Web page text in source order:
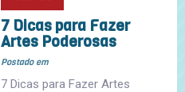
7 Dicas para Fazer
Artes Poderosas
Postado em
7 Dicas para Fazer Artes